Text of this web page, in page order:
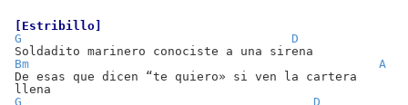
[Estribillo]
G
D
Soldadito marinero conociste a una sirena
Bm
A
De esas que dicen “te quiero» si ven la cartera
llena
G
D